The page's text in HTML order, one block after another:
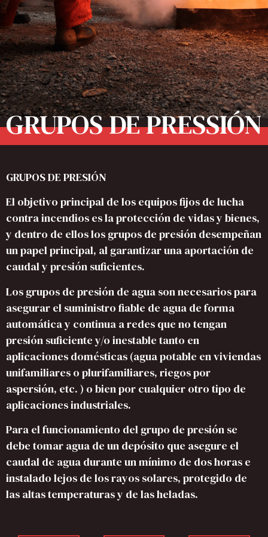
GRUPOS DE PRESSIÓN
GRUPOS DE PRESIÓN
El objetivo principal de los equipos fijos de lucha
contra incendios es la protección de vidas y bienes,
y dentro de ellos los grupos de presión desempeñan
un papel principal, al garantizar una aportación de
caudal y presión suficientes.
Los grupos de presión de agua son necesarios para
asegurar el suministro fiable de agua de forma
automática y continua a redes que no tengan
presión suficiente y/o inestable tanto en
aplicaciones domésticas (agua potable en viviendas
unifamiliares o plurifamiliares, riegos por
aspersión, etc. ) o bien por cualquier otro tipo de
aplicaciones industriales.
Para el funcionamiento del grupo de presión se
debe tomar agua de un depósito que asegure el
caudal de agua durante un mínimo de dos horas e
instalado lejos de los rayos solares, protegido de
las altas temperaturas y de las heladas.